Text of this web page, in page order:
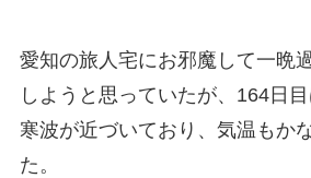
愛知の旅人宅にお邪魔して一晩
しようと思っていたが、164日
寒波が近づいており、気温もか
た。